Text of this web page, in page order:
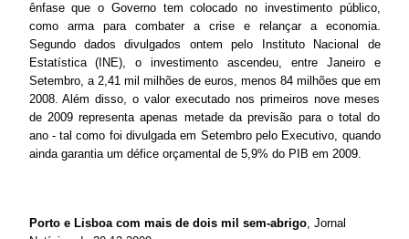
ênfase que o Governo tem colocado no investimento público,
como arma para combater a crise e relançar a economia.
Segundo dados divulgados ontem pelo Instituto Nacional de
Estatística (INE), o investimento ascendeu, entre Janeiro e
Setembro, a 2,41 mil milhões de euros, menos 84 milhões que em
2008. Além disso, o valor executado nos primeiros nove meses
de 2009 representa apenas metade da previsão para o total do
ano - tal como foi divulgada em Setembro pelo Executivo, quando
ainda garantia um défice orçamental de 5,9% do PIB em 2009.
Porto e Lisboa com mais de dois mil sem-abrigo, Jornal